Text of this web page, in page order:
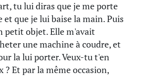
tu lui diras que je me porte
que je lui baise la main. Puis
petit objet. Elle m'avait
une machine à coudre, et
la lui porter. Veux-tu t'en
? Et par la même occasion,